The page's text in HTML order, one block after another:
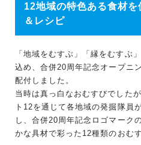
12地域の特色ある食材
＆レシピ
「地域をむすぶ」「縁をむすぶ
込め、合併20周年記念オープニ
配付しました。
当時は真っ白なおむすびでした
ト12を通じて各地域の発掘隊員
し、合併20周年記念ロゴマーク
かな具材で彩った12種類のおむ